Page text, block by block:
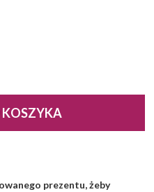
prezentu, żeby